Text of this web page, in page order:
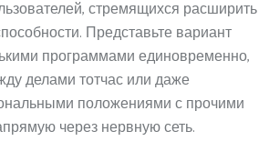
стремящихся расширить
Представьте вариант
программами единовременно,
делами тотчас или даже
положениями с прочими
через нервную сеть.